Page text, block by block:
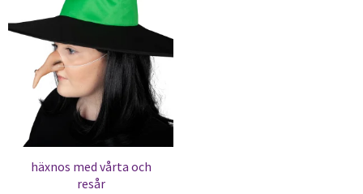
häxnos med vårta och
resår